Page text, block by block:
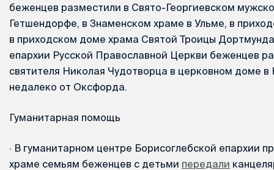
беженцев разместили в Свято-Георгиевском
Гетшендорфе, в Знаменском храме в Ульме, в
в приходском доме храма Святой Троицы
епархии Русской Православной Церкви беженцев
святителя Николая Чудотворца в церковном доме в
недалеко от Оксфорда.
Гуманитарная помощь
· В гуманитарном центре Борисоглебской епархии
храме семьям беженцев с детьми передали